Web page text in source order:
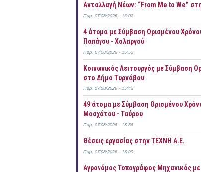
Ανταλλαγή Νέων: “From Me to We”
Παρ, 07/08/2026 - 16:02
4 άτομα με Σύμβαση Ορισμένου
Παπάγου - Χολαργού
Παρ, 07/08/2026 - 15:53
Κοινωνικός Λειτουργός με Σύμβαση
στο Δήμο Τυρνάβου
Παρ, 07/08/2026 - 15:42
49 άτομα με Σύμβαση Ορισμένου
Μοσχάτου - Ταύρου
Παρ, 07/08/2026 - 15:36
Θέσεις εργασίας στην ΤΕΧΝΗ Α.Ε.
Παρ, 07/08/2026 - 15:09
Αγρονόμος Τοπογράφος Μηχανικός